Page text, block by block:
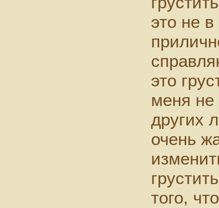
это не
это
меня не
других
очень
того,